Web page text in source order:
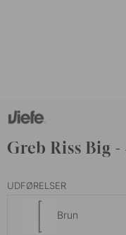
Greb Riss Big
UDFØRELSER
Brun